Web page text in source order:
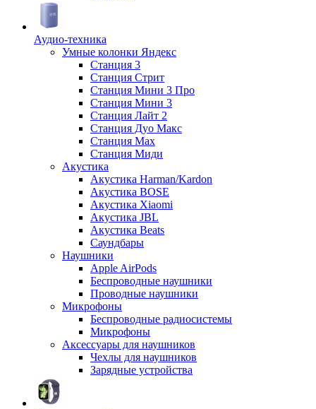
Аудио-техника
Умные колонки Яндекс
Станция 3
Станция Стрит
Станция Мини 3 Про
Станция Мини 3
Станция Лайт 2
Станция Дуо Макс
Станция Max
Станция Миди
Акустика
Акустика Harman/Kardon
Акустика BOSE
Акустика Xiaomi
Акустика JBL
Акустика Beats
Саундбары
Наушники
Apple AirPods
Беспроводные наушники
Проводные наушники
Микрофоны
Беспроводные радиосистемы
Микрофоны
Аксессуары для наушников
Чехлы для наушников
Зарядные устройства